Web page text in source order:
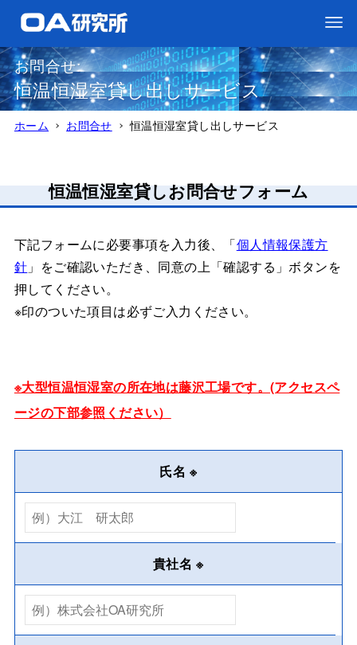
お問合せ:
恒温恒湿室貸し出しサービス
ホーム お問合せ 恒温恒湿室貸し出しサービス
恒温恒湿室貸しお問合せフォーム
下記フォームに必要事項を入力後、「個人情報保護方
針 」をご確認いただき、同意の上「確認する」ボタンを
押してください。
※印のついた項目は必ずご入力ください。
※大型恒温恒湿室の所在地は藤沢工場です。(アクセスペ
ージの下部参照ください）
氏名 ※
貴社名 ※